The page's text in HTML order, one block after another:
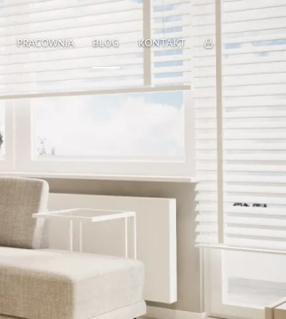
PRACOWNIA BLOG KONTAKT ZALOGUJ